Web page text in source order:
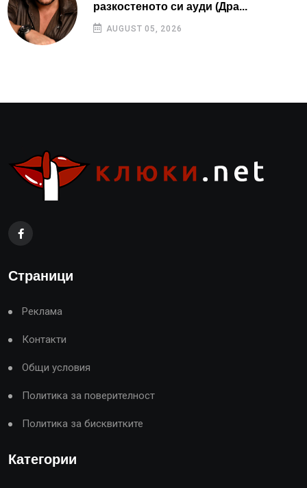
разкостеното си ауди (Дра...
AUGUST 05, 2026
Страници
Реклама
Контакти
Общи условия
Политика за поверителност
Политика за бисквитките
Категории